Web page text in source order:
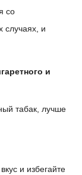
со
случаях, и
и
табак, лучше
и избегайте